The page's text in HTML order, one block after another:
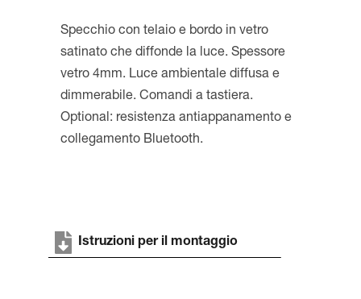
Specchio con telaio e bordo in vetro
satinato che diffonde la luce. Spessore
vetro 4mm. Luce ambientale diffusa e
dimmerabile. Comandi a tastiera.
Optional: resistenza antiappanamento e
collegamento Bluetooth.
Istruzioni per il montaggio